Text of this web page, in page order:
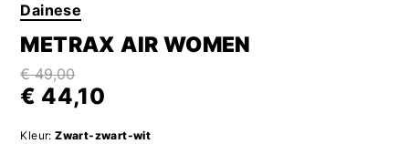
Dainese
METRAX AIR WOMEN
€ 49,00
€ 44,10
Kleur: Zwart-zwart-wit